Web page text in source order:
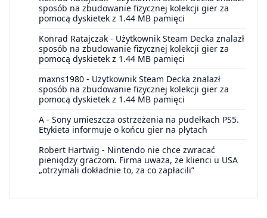
sposób na zbudowanie fizycznej kolekcji gier za
pomocą dyskietek z 1.44 MB pamięci
Konrad Ratajczak - Użytkownik Steam Decka znalazł
sposób na zbudowanie fizycznej kolekcji gier za
pomocą dyskietek z 1.44 MB pamięci
maxns1980 - Użytkownik Steam Decka znalazł
sposób na zbudowanie fizycznej kolekcji gier za
pomocą dyskietek z 1.44 MB pamięci
A - Sony umieszcza ostrzeżenia na pudełkach PS5.
Etykieta informuje o końcu gier na płytach
Robert Hartwig - Nintendo nie chce zwracać
pieniędzy graczom. Firma uważa, że klienci u USA
„otrzymali dokładnie to, za co zapłacili”